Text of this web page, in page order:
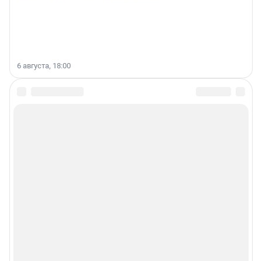
6 августа, 18:00